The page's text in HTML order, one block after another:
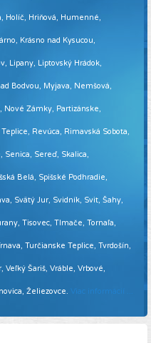
Holíč, Hriňová, Humenné,
Krásno nad Kysucou,
Lipany, Liptovský Hrádok,
Bodvou, Myjava, Nemšová,
Nové Zámky, Partizánske,
Revúca, Rimavská Sobota,
Senica, Sereď, Skalica,
Belá, Spišské Podhradie,
Svätý Jur, Svidník, Svit, Šahy,
Tisovec, Tlmače, Tornaľa,
Turčianske Teplice, Tvrdošín,
Šariš, Vráble, Vrbové,
Želiezovce. Viac informácií ...